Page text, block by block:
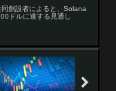
創設者によると、Solana
ドルに達する見通し